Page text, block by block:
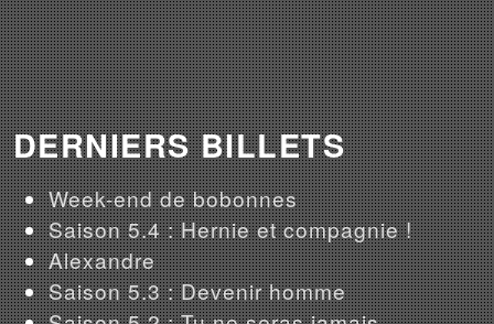
DERNIERS BILLETS
Week-end de bobonnes
Saison 5.4 : Hernie et compagnie !
Alexandre
Saison 5.3 : Devenir homme